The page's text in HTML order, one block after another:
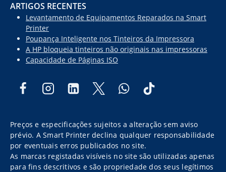
ARTIGOS RECENTES
Levantamento de Equipamentos Reparados na Smart
Printer
Poupança Inteligente nos Tinteiros da Impressora
A HP bloqueia tinteiros não originais nas impressoras
Capacidade de Páginas ISO
Preços e especificações sujeitos a alteração sem aviso
prévio. A Smart Printer declina qualquer responsabilidade
por eventuais erros publicados no site.
As marcas registadas visíveis no site são utilizadas apenas
para fins descritivos e são propriedade dos seus legítimos